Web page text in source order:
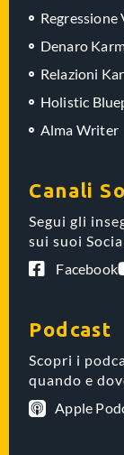
Regressione
Denaro
Relazioni
Holistic
Alma Writer
Canali
Segui gli
sui suoi
Facebook
Podcast
Scopri i
quando e
Apple